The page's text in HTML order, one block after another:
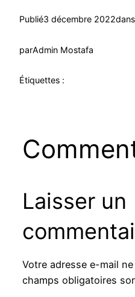
Publié3 décembre 2022dans
parAdmin Mostafa
Étiquettes :
Laisser un
Votre adresse e-mail
champs obligatoires